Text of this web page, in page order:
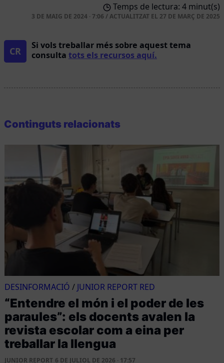
Temps de lectura: 4 minut(s)
3 DE MAIG DE 2024 · 7:06 /ACTUALITZAT EL 27 DE MARÇ DE 2025
CR
Si vols treballar més sobre aquest tema
consulta tots els recursos aquí.
Continguts relacionats
DESINFORMACIÓ / JUNIOR REPORT RED
“Entendre el món i el poder de les
paraules”: els docents avalen la
revista escolar com a eina per
treballar la llengua
JUNIOR REPORT 6 DE JULIOL DE 2026 · 17:57